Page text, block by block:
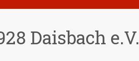
Daisbach e.V.